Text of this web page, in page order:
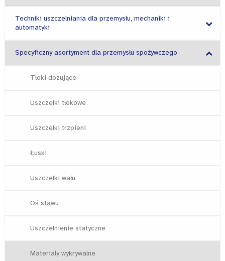
Techniki uszczelniania dla przemysłu, mechaniki i
automatyki
Specyficzny asortyment dla przemysłu spożywczego
Tłoki dozujące
Uszczelki tłokowe
Uszczelki trzpieni
Łuski
Uszczelki wału
Oś stawu
Uszczelnienie statyczne
Materiały wykrywalne